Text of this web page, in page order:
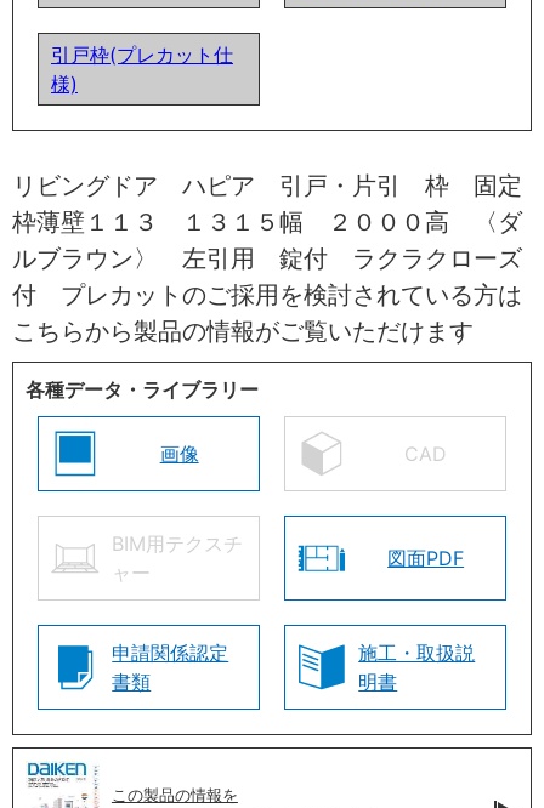
引戸枠(プレカット仕
様)
リビングドア ハピア 引戸・片引 枠 固定
枠薄壁１１３ １３１５幅 ２０００高 〈ダ
ルブラウン〉 左引用 錠付 ラクラクローズ
付 プレカットのご採用を検討されている方は
こちらから製品の情報がご覧いただけます
各種データ・ライブラリー
画像 CAD
BIM用テクスチ
ャー
図面PDF
申請関係認定
書類
施工・取扱説
明書
この製品の情報を